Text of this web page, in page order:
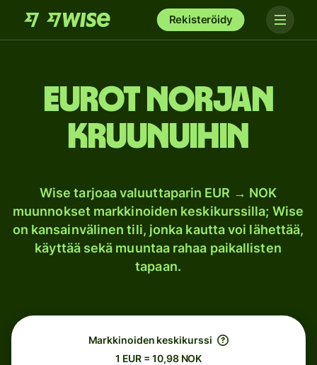
Rekisteröidy
Eurot Norjan
kruunuihin
Wise tarjoaa valuuttaparin EUR → NOK
muunnokset markkinoiden keskikurssilla; Wise
on kansainvälinen tili, jonka kautta voi lähettää,
käyttää sekä muuntaa rahaa paikallisten
tapaan.
Markkinoiden keskikurssi
1 EUR = 10,98 NOK